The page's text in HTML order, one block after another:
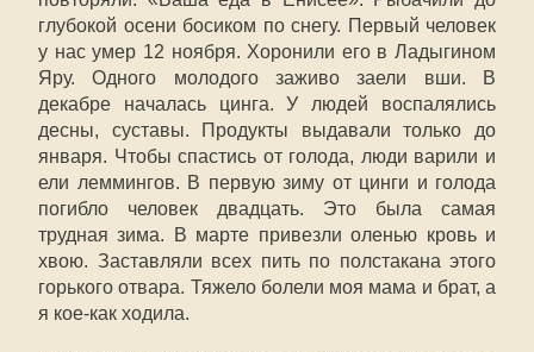
глубокой осени босиком по снегу. Первый человек
у нас умер 12 ноября. Хоронили его в Ладыгином
Яру. Одного молодого заживо заели вши. В
декабре началась цинга. У людей воспалялись
десны, суставы. Продукты выдавали только до
января. Чтобы спастись от голода, люди варили и
ели леммингов. В первую зиму от цинги и голода
погибло человек двадцать. Это была самая
трудная зима. В марте привезли оленью кровь и
хвою. Заставляли всех пить по полстакана этого
горького отвара. Тяжело болели моя мама и брат, а
я кое-как ходила.